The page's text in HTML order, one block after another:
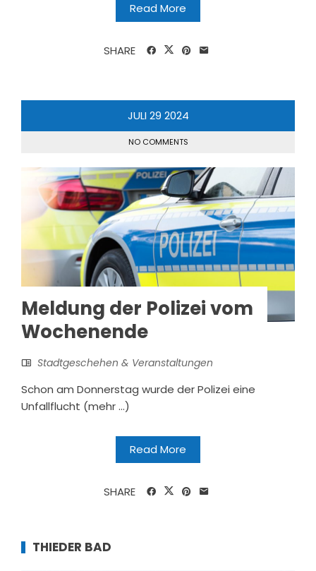
Read More
SHARE
JULI 29 2024
NO COMMENTS
Meldung der Polizei vom
Wochenende
Stadtgeschehen & Veranstaltungen
Schon am Donnerstag wurde der Polizei eine
Unfallflucht (mehr …)
Read More
SHARE
THIEDER BAD